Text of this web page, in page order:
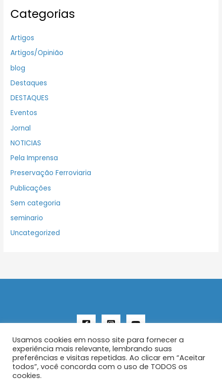
Categorias
Artigos
Artigos/Opinião
blog
Destaques
DESTAQUES
Eventos
Jornal
NOTICIAS
Pela Imprensa
Preservação Ferroviaria
Publicações
Sem categoria
seminario
Uncategorized
Copyright © 2026 AENFER
Usamos cookies em nosso site para fornecer a
experiência mais relevante, lembrando suas
preferências e visitas repetidas. Ao clicar em “Aceitar
todos”, você concorda com o uso de TODOS os
cookies.